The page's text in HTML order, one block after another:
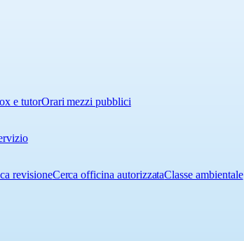
e tutorOrari mezzi pubblici
revisioneCerca officina autorizzataClasse ambientale